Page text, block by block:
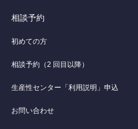
相談予約
初めての方
相談予約（2 回目以降）
生産性センター「利用説明」申込
お問い合わせ